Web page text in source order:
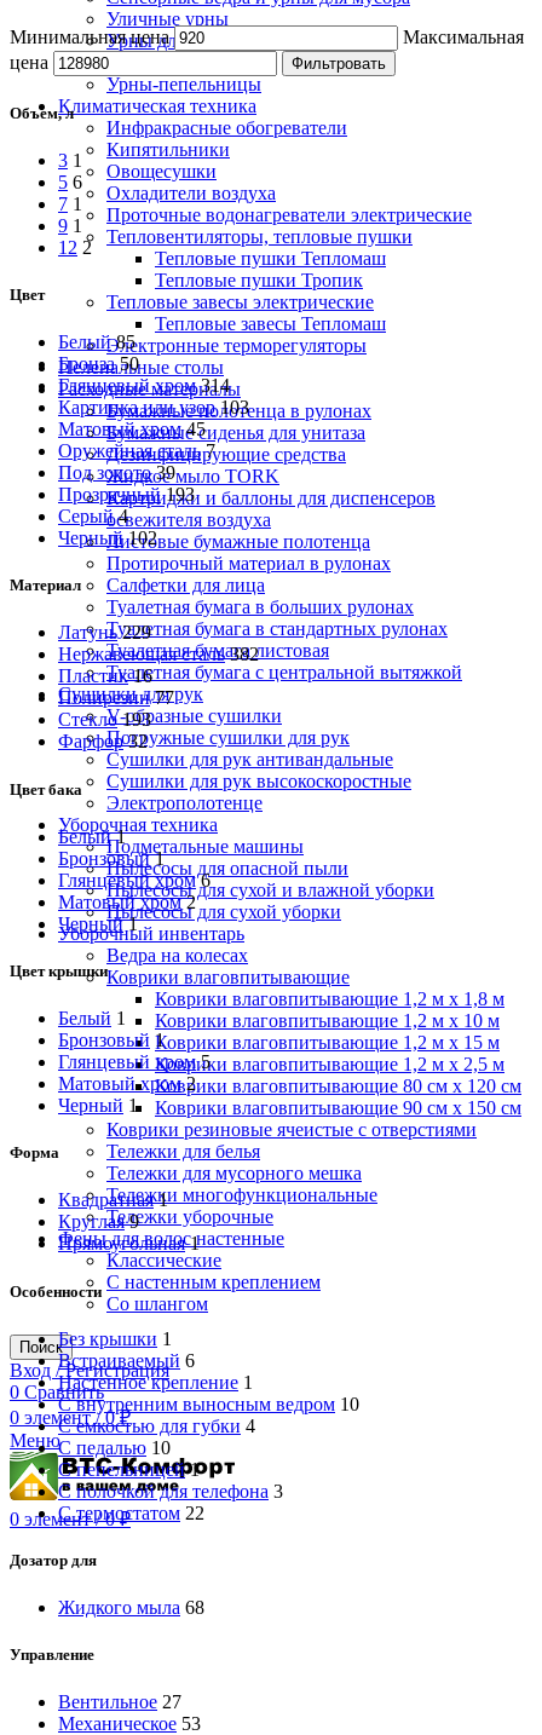
Уличные урны
Урны для бумаги
Урны настенные
Урны-пепельницы
Климатическая техника
Инфракрасные обогреватели
Кипятильники
Овощесушки
Охладители воздуха
Проточные водонагреватели электрические
Тепловентиляторы, тепловые пушки
Тепловые пушки Тепломаш
Тепловые пушки Тропик
Тепловые завесы электрические
Тепловые завесы Тепломаш
Электронные терморегуляторы
Пеленальные столы
Расходные материалы
Бумажные полотенца в рулонах
Бумажные сиденья для унитаза
Дезинфицирующие средства
Жидкое мыло TORK
Картриджи и баллоны для диспенсеров
освежителя воздуха
Листовые бумажные полотенца
Протирочный материал в рулонах
Салфетки для лица
Туалетная бумага в больших рулонах
Туалетная бумага в стандартных рулонах
Туалетная бумага листовая
Туалетная бумага с центральной вытяжкой
Сушилки для рук
V-образные сушилки
Погружные сушилки для рук
Сушилки для рук антивандальные
Сушилки для рук высокоскоростные
Электрополотенце
Уборочная техника
Подметальные машины
Пылесосы для опасной пыли
Пылесосы для сухой и влажной уборки
Пылесосы для сухой уборки
Уборочный инвентарь
Ведра на колесах
Коврики влаговпитывающие
Коврики влаговпитывающие 1,2 м х 1,8 м
Коврики влаговпитывающие 1,2 м х 10 м
Коврики влаговпитывающие 1,2 м х 15 м
Коврики влаговпитывающие 1,2 м х 2,5 м
Коврики влаговпитывающие 80 см х 120 см
Коврики влаговпитывающие 90 см х 150 см
Коврики резиновые ячеистые с отверстиями
Тележки для белья
Тележки для мусорного мешка
Тележки многофункциональные
Тележки уборочные
Фены для волос настенные
Классические
С настенным креплением
Со шлангом
Поиск
Вход / Регистрация
0 Сравнить
0 элемент / 0₽
Меню
0 элемент / 0₽
Минимальная цена
Максимальная
цена
Фильтровать
Объем, л
3 1
5 6
7 1
9 1
12 2
Цвет
Белый 85
Бронза 50
Глянцевый хром 314
Картинка или узор 103
Матовый хром 45
Оружейная сталь 7
Под золото 39
Прозрачный 193
Серый 4
Черный 102
Материал
Латунь 229
Нержавеющая сталь 382
Пластик 16
Полирезин 77
Стекло 193
Фарфор 32
Цвет бака
Белый 1
Бронзовый 1
Глянцевый хром 6
Матовый хром 2
Черный 1
Цвет крышки
Белый 1
Бронзовый 1
Глянцевый хром 5
Матовый хром 2
Черный 1
Форма
Квадратная 1
Круглая 9
Прямоугольная 1
Особенности
Без крышки 1
Встраиваемый 6
Настенное крепление 1
С внутренним выносным ведром 10
С емкостью для губки 4
С педалью 10
С пепельницей 1
С полочкой для телефона 3
С термостатом 22
Дозатор для
Жидкого мыла 68
Управление
Вентильное 27
Механическое 53